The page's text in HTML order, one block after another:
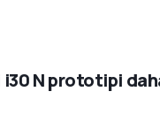
i30 N prototipi